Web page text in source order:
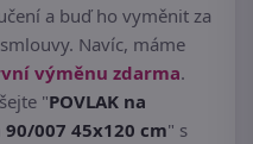
a buď ho vyměnit za
Navíc, máme
výměnu zdarma.
"POVLAK na
007 45x120 cm" s